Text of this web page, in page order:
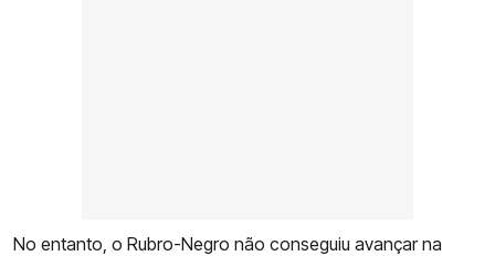
No entanto, o Rubro-Negro não conseguiu avançar na